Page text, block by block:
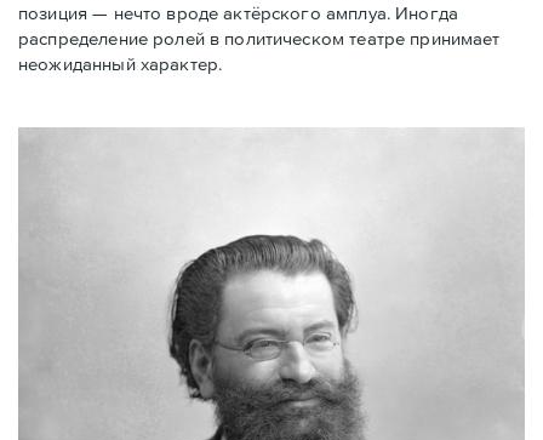
позиция — нечто вроде актёрского амплуа. Иногда
распределение ролей в политическом театре принимает
неожиданный характер.